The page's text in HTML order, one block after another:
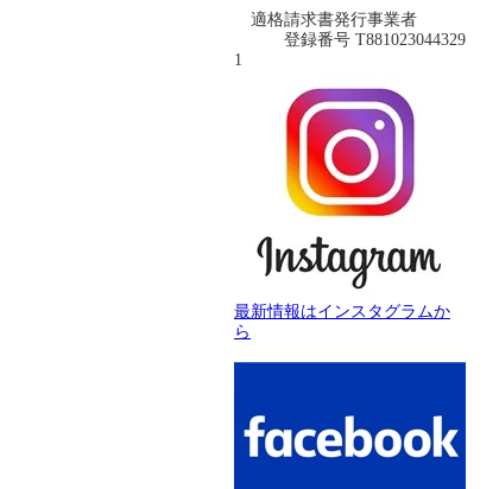
適格請求書発行事業者
登録番号 T881023044329
1
最新情報はインスタグラムか
ら